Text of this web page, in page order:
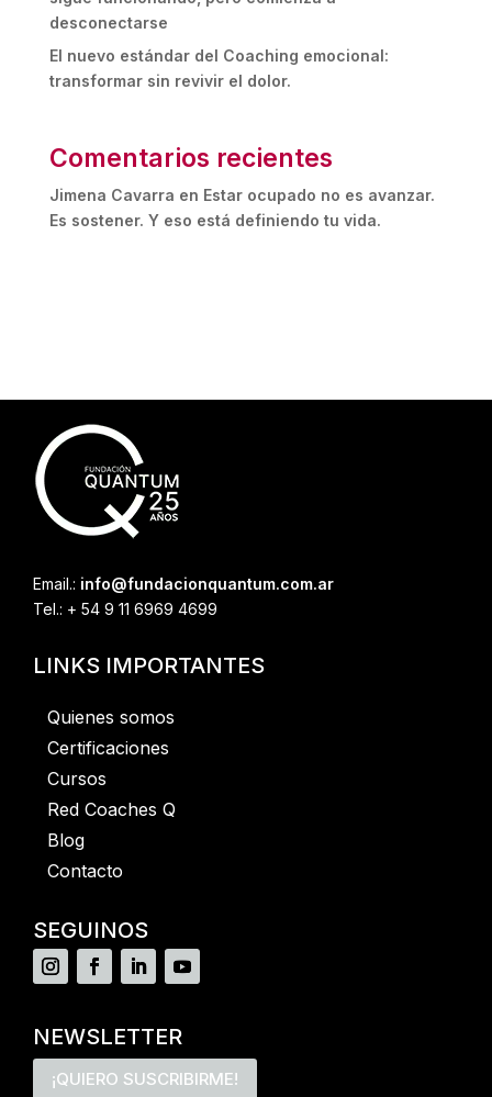
desconectarse
El nuevo estándar del Coaching emocional:
transformar sin revivir el dolor.
Comentarios recientes
Jimena Cavarra en Estar ocupado no es avanzar.
Es sostener. Y eso está definiendo tu vida.
Email.: info@fundacionquantum.com.ar
Tel.: + 54 9 11 6969 4699
LINKS IMPORTANTES
Quienes somos
Certificaciones
Cursos
Red Coaches Q
Blog
Contacto
SEGUINOS
NEWSLETTER
¡QUIERO SUSCRIBIRME!